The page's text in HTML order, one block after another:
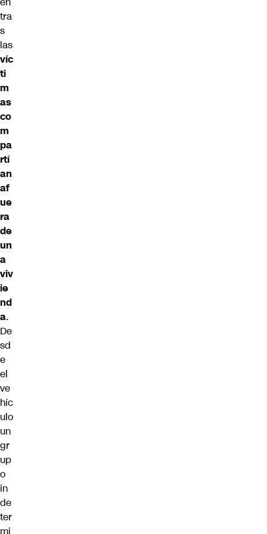
tra
s
las
víc
ti
m
as
co
m
pa
rtí
an
af
ue
ra
de
un
a
viv
ie
nd
a.
De
sd
e
el
ve
híc
ulo
un
gr
up
o
in
de
ter